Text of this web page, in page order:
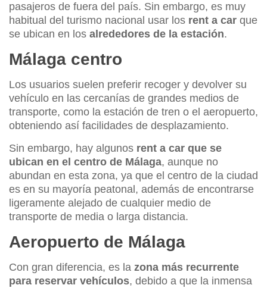
pasajeros de fuera del país. Sin embargo, es muy
habitual del turismo nacional usar los rent a car que
se ubican en los alrededores de la estación.
Málaga centro
Los usuarios suelen preferir recoger y devolver su
vehículo en las cercanías de grandes medios de
transporte, como la estación de tren o el aeropuerto,
obteniendo así facilidades de desplazamiento.
Sin embargo, hay algunos rent a car que se
ubican en el centro de Málaga, aunque no
abundan en esta zona, ya que el centro de la ciudad
es en su mayoría peatonal, además de encontrarse
ligeramente alejado de cualquier medio de
transporte de media o larga distancia.
Aeropuerto de Málaga
Con gran diferencia, es la zona más recurrente
para reservar vehículos, debido a que la inmensa